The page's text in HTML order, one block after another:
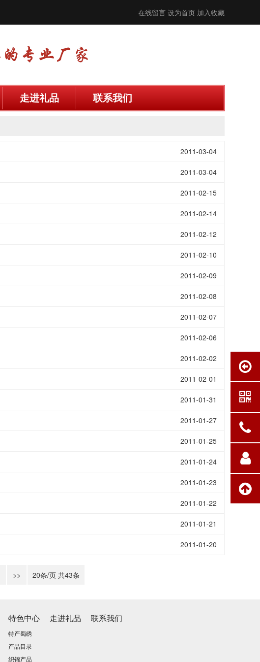
在线留言 设为首页 加入收藏
走进礼品 联系我们
2011-03-04
2011-03-04
2011-02-15
2011-02-14
2011-02-12
2011-02-10
2011-02-09
2011-02-08
2011-02-07
2011-02-06
2011-02-02
2011-02-01
2011-01-31
2011-01-27
2011-01-25
2011-01-24
2011-01-23
2011-01-22
2011-01-21
2011-01-20
>> 20条/页 共43条
特色中心
特产蜀绣
产品目录
织锦产品
走进礼品 联系我们